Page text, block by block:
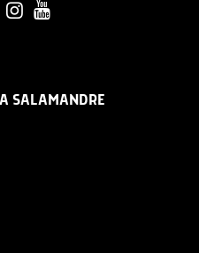
SALAMANDRE